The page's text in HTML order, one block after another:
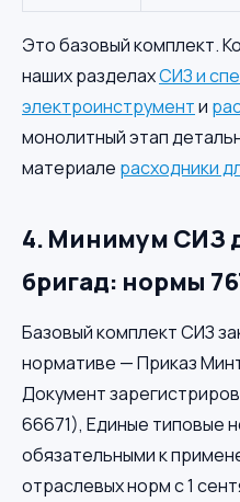
Это базовый комплект.
наших разделахСИЗ и
электроинструменти
монолитный этап
материале расходники
4. Минимум СИЗ
бригад: нормы
Базовый комплект СИЗ
нормативе — Приказ
Документ
66671), Единые типовые
обязательными к
отраслевых норм с 1